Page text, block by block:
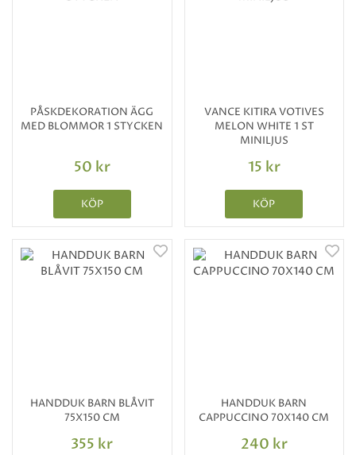
PÅSKDEKORATION ÄGG
MED BLOMMOR 1 STYCKEN
50 kr
KÖP
VANCE KITIRA VOTIVES
MELON WHITE 1 ST
MINILJUS
15 kr
KÖP
HANDDUK BARN BLÅVIT
75X150 CM
355 kr
HANDDUK BARN
CAPPUCCINO 70X140 CM
240 kr